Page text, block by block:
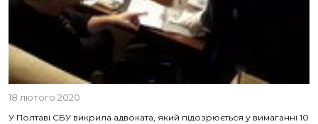
18 лютого 2020
У Полтаві СБУ викрила адвоката, який підозрюється у вимаганні 10